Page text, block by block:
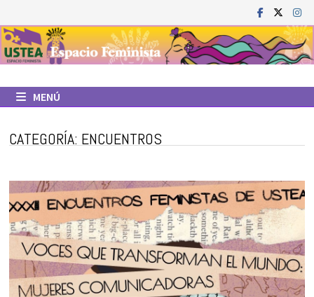
al
contenido
MENÚ
CATEGORÍA: ENCUENTROS